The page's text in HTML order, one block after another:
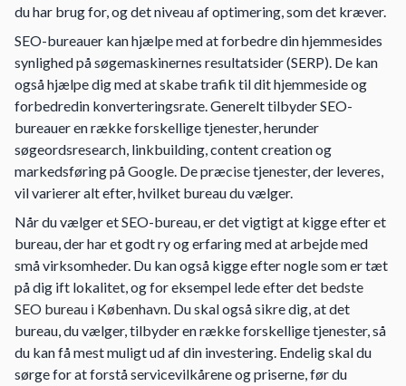
du har brug for, og det niveau af optimering, som det kræver.
SEO-bureauer kan hjælpe med at forbedre din hjemmesides
synlighed på søgemaskinernes resultatsider (SERP). De kan
også hjælpe dig med at skabe trafik til dit hjemmeside og
forbedredin konverteringsrate. Generelt tilbyder SEO-
bureauer en række forskellige tjenester, herunder
søgeordsresearch, linkbuilding, content creation og
markedsføring påGoogle. De præcise tjenester, der leveres,
vil varierer alt efter, hvilket bureau du vælger.
Når du vælger et SEO-bureau, er det vigtigt at kigge efter et
bureau, der har et godt ry og erfaring med at arbejde med
små virksomheder. Du kan også kigge efter nogle som er tæt
på dig ift lokalitet, og for eksempel lede efter det bedste
SEO bureau i København. Du skal også sikre dig, at det
bureau, du vælger, tilbyder en række forskellige tjenester, så
du kan få mest muligt ud af din investering. Endelig skal du
sørge for at forstå servicevilkårene og priserne, før du